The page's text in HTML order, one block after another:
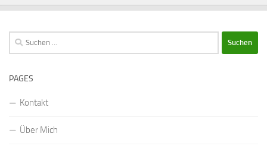
Suchen
nach:
PAGES
Kontakt
Über Mich